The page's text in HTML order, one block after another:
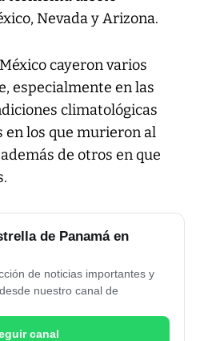
Nevada y Arizona.
cayeron varios
especialmente en las
climatológicas
en los que murieron al
de otros en que
de Panamá en
de noticias importantes y
nuestro canal de
canal